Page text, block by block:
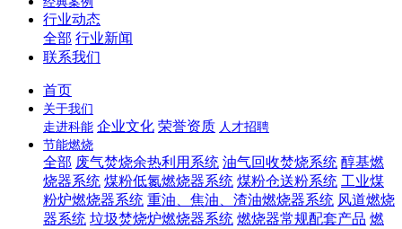
行业动态
全部 行业新闻
联系我们
首页
关于我们
走进科能 企业文化 荣誉资质 人才招聘
节能燃烧
全部 废气焚烧余热利用系统 油气回收焚烧系统 醇基燃
烧器系统 煤粉低氮燃烧器系统 煤粉仓送粉系统 工业煤
粉炉燃烧器系统 重油、焦油、渣油燃烧器系统 风道燃烧
器系统 垃圾焚烧炉燃烧器系统 燃烧器常规配套产品 燃